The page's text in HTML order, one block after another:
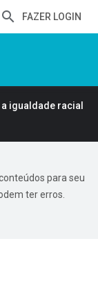
FAZER LOGIN
igualdade racial
para seu
ter erros.